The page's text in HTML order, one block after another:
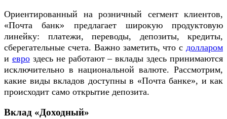
Ориентированный на розничный сегмент клиентов,
«Почта банк» предлагает широкую продуктовую
линейку: платежи, переводы, депозиты, кредиты,
сберегательные счета. Важно заметить, что с долларом
и евроздесь не работают – вклады здесь принимаются
исключительно в национальной валюте. Рассмотрим,
какие виды вкладов доступны в «Почта банке», и как
происходит само открытие депозита.
Вклад «Доходный»